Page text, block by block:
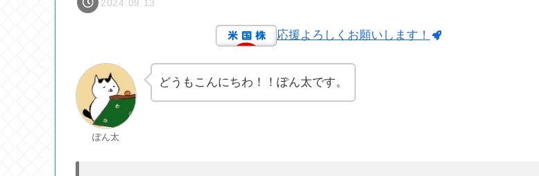
2024.09.13
応援よろしくお願いします！
ぽん太
どうもこんにちわ！！ぽん太です。